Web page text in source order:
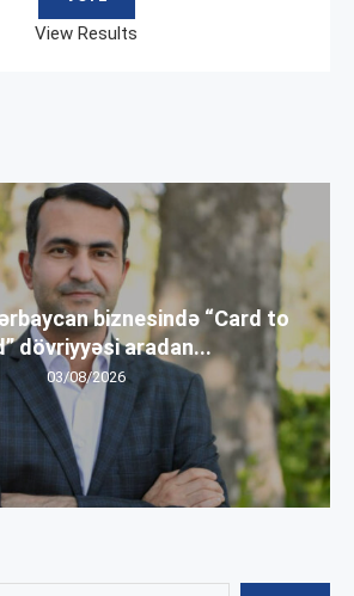
View Results
biznesində “Card to
dövriyyəsi aradan...
03/08/2026